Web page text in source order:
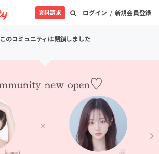
ログイン / 新規会員登録
資料請求
このコミュニティは閉鎖しました